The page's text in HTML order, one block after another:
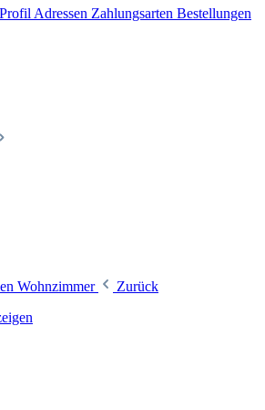
Adressen Zahlungsarten Bestellungen
Wohnzimmer
Zurück